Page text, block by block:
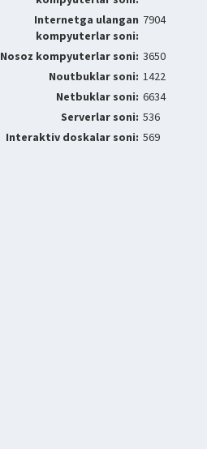
Internetga ulangan
kompyuterlar soni:
7904
Nosoz kompyuterlar soni: 3650
Noutbuklar soni: 1422
Netbuklar soni: 6634
Serverlar soni: 536
Interaktiv doskalar soni: 569